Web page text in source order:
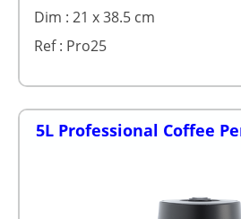
Dim : 21 x 38.5 cm
Ref : Pro25
5L Professional Coffee